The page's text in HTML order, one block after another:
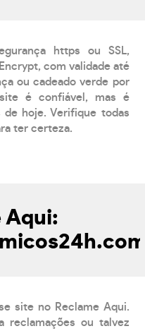
https ou SSL,
com validade até
ou cadeado verde por
é confiável, mas é
hoje. Verifique todas
ter certeza.
Aqui:
site no Reclame Aqui.
reclamações ou talvez